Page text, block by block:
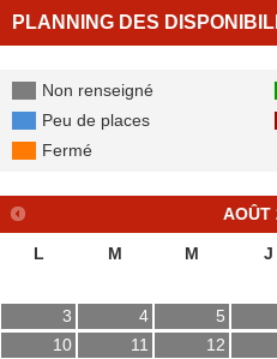
PLANNING DES
Non renseigné
Peu de places
Fermé
AOÛT
L M M J
3
4 5
10
11 12